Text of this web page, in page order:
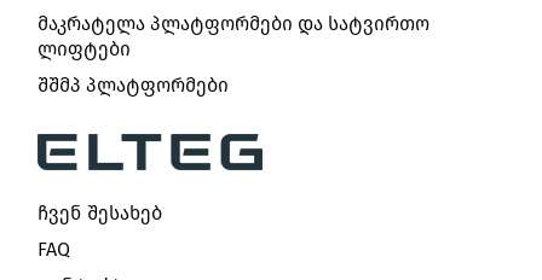
მაკრატელა პლატფორმები და სატვირთო
ლიფტები
შშმპ პლატფორმები
ჩვენ შესახებ
FAQ